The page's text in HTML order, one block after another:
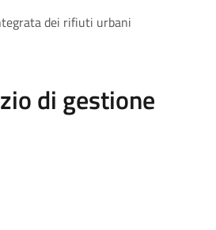
dei rifiuti urbani
di gestione